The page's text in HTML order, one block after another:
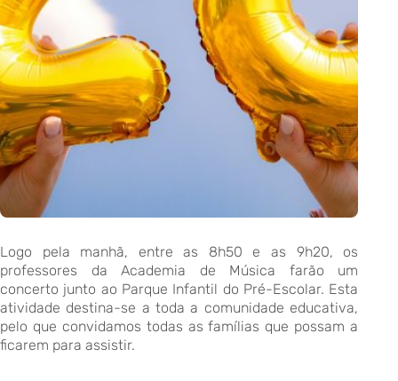
Logo pela manhã, entre as 8h50 e as 9h20, os
professores da Academia de Música farão um
concerto junto ao Parque Infantil do Pré-Escolar. Esta
atividade destina-se a toda a comunidade educativa,
pelo que convidamos todas as famílias que possam a
ficarem para assistir.